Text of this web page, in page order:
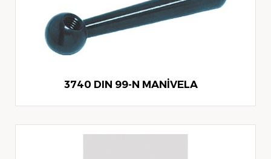
3740 DIN 99-N MANİVELA